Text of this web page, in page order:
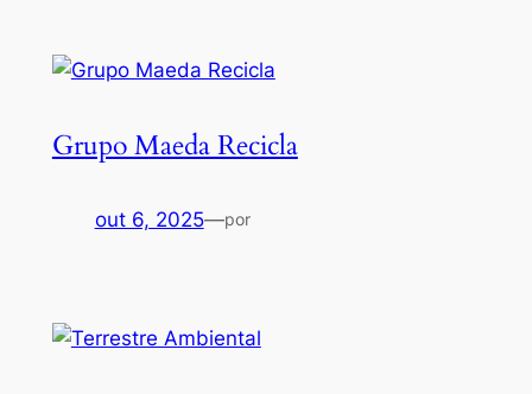
Grupo Maeda Recicla
out 6, 2025—por